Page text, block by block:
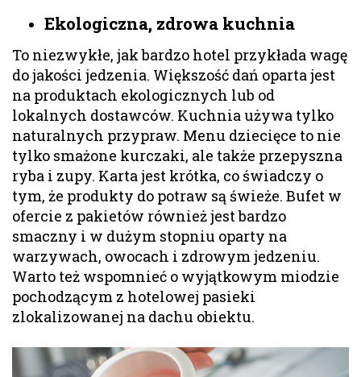
Ekologiczna, zdrowa kuchnia
To niezwykłe, jak bardzo hotel przykłada wagę
do jakości jedzenia. Większość dań oparta jest
na produktach ekologicznych lub od
lokalnych dostawców. Kuchnia używa tylko
naturalnych przypraw. Menu dziecięce to nie
tylko smażone kurczaki, ale także przepyszna
ryba i zupy. Karta jest krótka, co świadczy o
tym, że produkty do potraw są świeże. Bufet w
ofercie z pakietów również jest bardzo
smaczny i w dużym stopniu oparty na
warzywach, owocach i zdrowym jedzeniu.
Warto też wspomnieć o wyjątkowym miodzie
pochodzącym z hotelowej pasieki
zlokalizowanej na dachu obiektu.